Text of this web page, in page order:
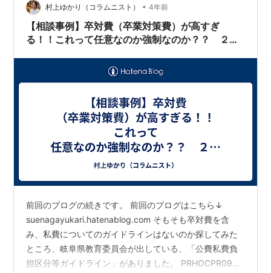
構想・政治版」という戦略に基づいて行われているもの
です。 （※一部、末永が個人で調べたものはあり…
村上ゆかり（コラムニスト） • 4年前
【相談事例】卒対費（卒業対策費）が高すぎ
る！！これって任意なのか強制なのか？？ ２／
前回のブログの続きです。 前回のブログはこちら↓
suenagayukari.hatenablog.com そもそも卒対費を含
み、私費についてのガイドラインはないのか探してみた
ところ、岐阜県教育委員会が出している、「公費私費負
担区分等ガイドライン」がありました。 PRHOCPR096-